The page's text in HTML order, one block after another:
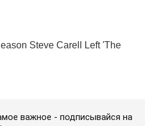
важное - подписывайся на